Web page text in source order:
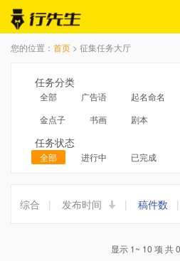
您的位置： 首页 > 征集任务大厅
任务分类
全部 广告语 起名命名
金点子
书画 剧本
任务状态
全部 进行中 已完成
综合 | 发布时间 | 稿件数 |
显示 1~ 10 项 共